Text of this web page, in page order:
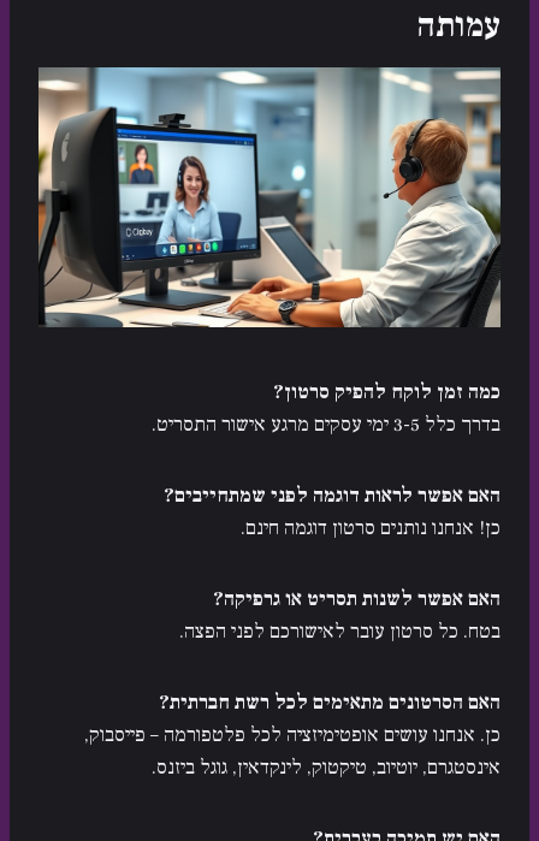
עמותה
כמה זמן לוקח להפיק סרטון?
בדרך כלל 3-5 ימי עסקים מרגע אישור התסריט.
האם אפשר לראות דוגמה לפני שמתחייבים?
כן! אנחנו נותנים סרטון דוגמה חינם.
האם אפשר לשנות תסריט או גרפיקה?
בטח. כל סרטון עובר לאישורכם לפני הפצה.
האם הסרטונים מתאימים לכל רשת חברתית?
כן. אנחנו עושים אופטימיזציה לכל פלטפורמה – פייסבוק,
אינסטגרם, יוטיוב, טיקטוק, לינקדאין, גוגל ביזנס.